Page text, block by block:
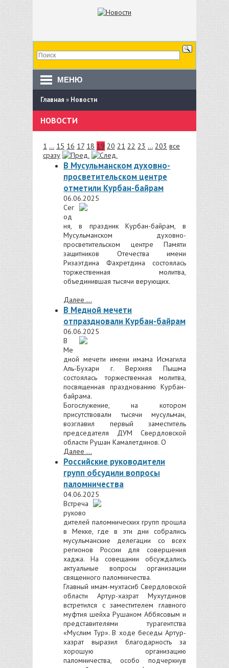
МЕНЮ
Главная » Новости
НОВОСТИ
1 ... 15 16 17 18 19 20 21 22 23 ... 203 все
сразу
В Мусульманском духовно-
просветительском центре
отметили Курбан-байрам
06.06.2025
Сег
од
ня, в праздник Курбан-байрам, в
Мусульманском духовно-
просветительском центре Памяти
защитников Отечества имени
Ризаэтдина Фахретдина состоялась
торжественная молитва,
объединившая тысячи верующих.
Далее ...
В Медной мечети
отпраздновали Курбан-байрам
06.06.2025
В
Ме
дной мечети имени имама Исмагила
Аль-Бухари г. Верхняя Пышма
состоялась торжественная молитва,
посвященная празднованию Курбан-
байрама.
Богослужение, на котором
присутствовали тысячи мусульман,
возглавил первый заместитель
председателя ДУМ Свердловской
области Рушан Камалетдинов. О
Далее ...
Российские руководители
групп обсудили вопросы
паломничества
04.06.2025
Встреча
руково
дителей паломнических групп прошла
в Мекке, где в эти дни собрались
мусульманские делегации со всех
регионов России для совершения
хаджа. На совещании обсуждались
актуальные вопросы организации
священного паломничества.
Главный имам-мухтасиб Свердловской
области Артур-хазрат Мухутдинов
встретился с заместителем главного
муфтия шейха Рушаном Аббясовым и
представителями турагентства
«Муслим Тур». В ходе беседы Артур-
хазрат выразил благодарность за
хорошую организацию
паломничества, особо подчеркнув